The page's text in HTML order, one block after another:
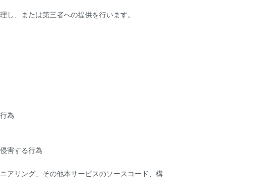
、または第三者への提供を行います。
為
害する行為
アリング、その他本サービスのソースコード、構